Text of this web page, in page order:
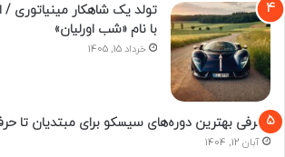
با نام «شب اورلیان»
خرداد 15, 1405
معرفی بهترین دوره‌های سیسکو برای مبتدیان تا
آبان 12, 1404